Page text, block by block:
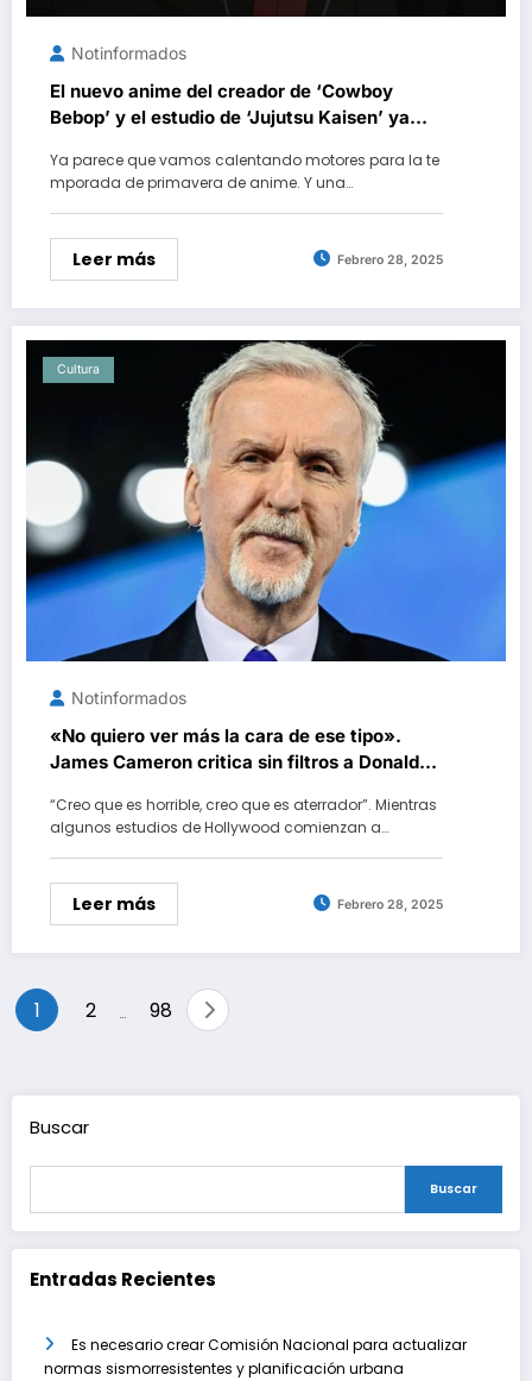
Notinformados
El nuevo anime del creador de ‘Cowboy
Bebop’ y el estudio de ‘Jujutsu Kaisen’ ya
tiene una gran maldición a la que enfrentarse
Ya parece que vamos calentando motores para la te
mporada de primavera de anime. Y una…
Leer más Febrero 28, 2025
Cultura
Notinformados
«No quiero ver más la cara de ese tipo».
James Cameron critica sin filtros a Donald
de Estados Unidos
“Creo que es horrible, creo que es aterrador”. Mientras
algunos estudios de Hollywood comienzan a…
Leer más Febrero 28, 2025
Paginación
1 2 98
Buscar
Buscar
Entradas Recientes
Es necesario crear Comisión Nacional para actualizar
normas sismorresistentes y planificación urbana